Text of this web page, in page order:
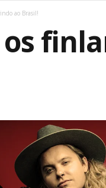
ao Brasil!